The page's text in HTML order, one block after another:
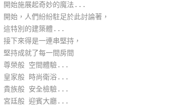
開始施展起奇妙的魔法...
開始，人們紛紛駐足於此討論著，
這特別的建築體...
接下來得是一連串堅持，
堅持成就了每一間房間
尊榮般 空間體驗...
皇家般 時尚衛浴...
貴族般 安全檢驗...
宮廷般 迎賓大廳...